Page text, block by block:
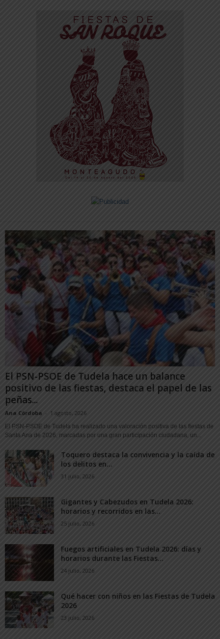
El PSN-PSOE de Tudela hace un balance
positivo de las fiestas, destaca el papel de las
peñas...
Ana Córdoba - 1 agosto, 2026
El PSN-PSOE de Tudela ha realizado una valoración positiva de las fiestas de
Santa Ana de 2026, marcadas por una gran participación ciudadana, un...
Toquero destaca la convivencia y la caída de
los delitos en...
31 julio, 2026
Gigantes y Cabezudos en Tudela 2026:
horarios y recorridos en las...
25 julio, 2026
Fuegos artificiales en Tudela 2026: días y
horarios durante las Fiestas...
24 julio, 2026
Qué hacer con niños en las Fiestas de Tudela
2026
23 julio, 2026